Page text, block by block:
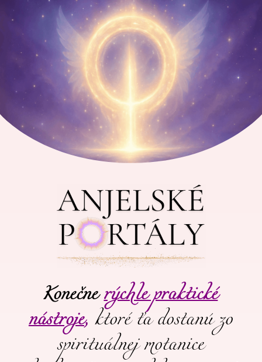
Konečne rýchle praktické
nástroje, ktoré ťa dostanú zo
spirituálnej motanice